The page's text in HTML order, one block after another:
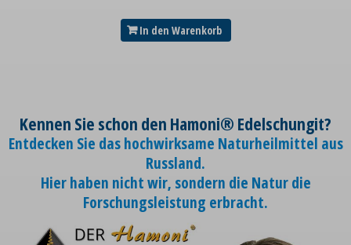
In den Warenkorb
Kennen Sie schon den Hamoni® Edelschungit?
Entdecken Sie das hochwirksame Naturheilmittel aus
Russland.
Hier haben nicht wir, sondern die Natur die
Forschungsleistung erbracht.